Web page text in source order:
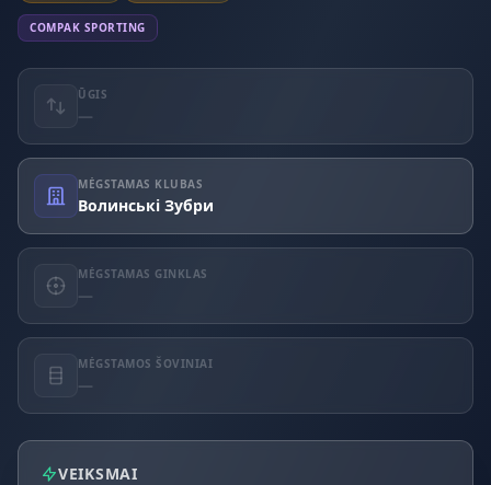
COMPAK SPORTING
ŪGIS
—
MĖGSTAMAS KLUBAS
Волинські Зубри
MĖGSTAMAS GINKLAS
—
MĖGSTAMOS ŠOVINIAI
—
VEIKSMAI